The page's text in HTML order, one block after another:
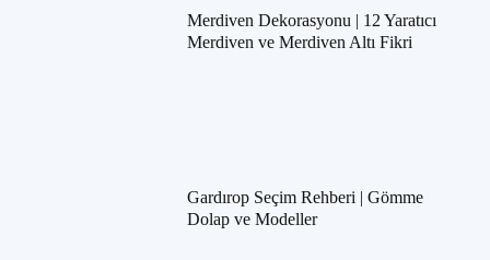
Merdiven Dekorasyonu | 12 Yaratıcı
Merdiven ve Merdiven Altı Fikri
Gardırop Seçim Rehberi | Gömme
Dolap ve Modeller